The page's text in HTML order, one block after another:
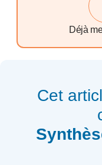
Déjà
Cet